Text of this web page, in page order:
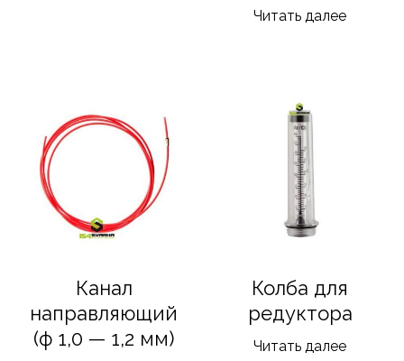
Читать далее
Канал
направляющий
(ф 1,0 — 1,2 мм)
Колба для
редуктора
Читать далее